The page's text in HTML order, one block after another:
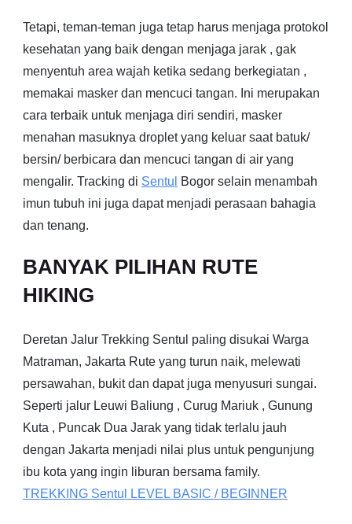
Tetapi, teman-teman juga tetap harus menjaga protokol
kesehatan yang baik dengan menjaga jarak , gak
menyentuh area wajah ketika sedang berkegiatan ,
memakai masker dan mencuci tangan. Ini merupakan
cara terbaik untuk menjaga diri sendiri, masker
menahan masuknya droplet yang keluar saat batuk/
bersin/ berbicara dan mencuci tangan di air yang
mengalir. Tracking di Sentul
Bogor selain menambah
imun tubuh ini juga dapat menjadi perasaan bahagia
dan tenang.
BANYAK PILIHAN RUTE
HIKING
Deretan Jalur Trekking Sentul paling disukai Warga
Matraman, Jakarta Rute yang turun naik, melewati
persawahan, bukit dan dapat juga menyusuri sungai.
Seperti jalur Leuwi Baliung , Curug Mariuk , Gunung
Kuta , Puncak Dua Jarak yang tidak terlalu jauh
dengan Jakarta menjadi nilai plus untuk pengunjung
ibu kota yang ingin liburan bersama family.
TREKKING Sentul LEVEL BASIC / BEGINNER